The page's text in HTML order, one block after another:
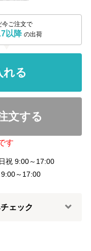
今ご注文で
以降 の出荷
れる
文する
す
祝 9:00～17:00
～17:00
ェック